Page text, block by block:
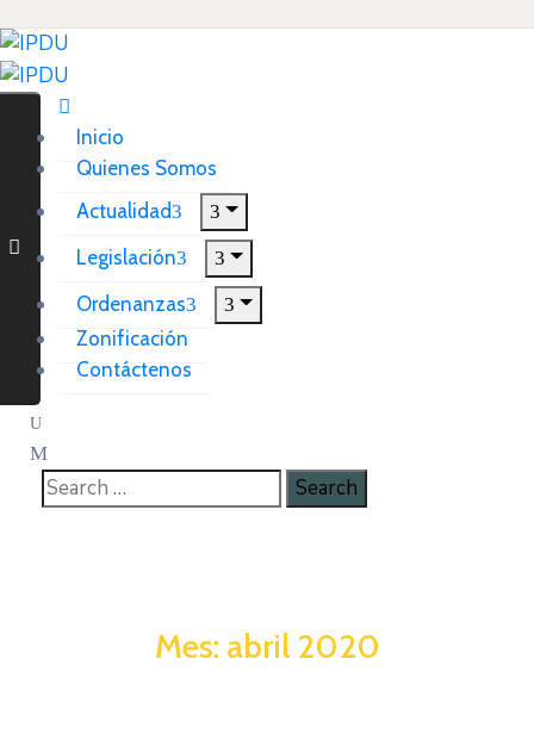
Inicio
Quienes Somos
Actualidad
Legislación
Ordenanzas
Zonificación
Contáctenos
Mes: abril 2020